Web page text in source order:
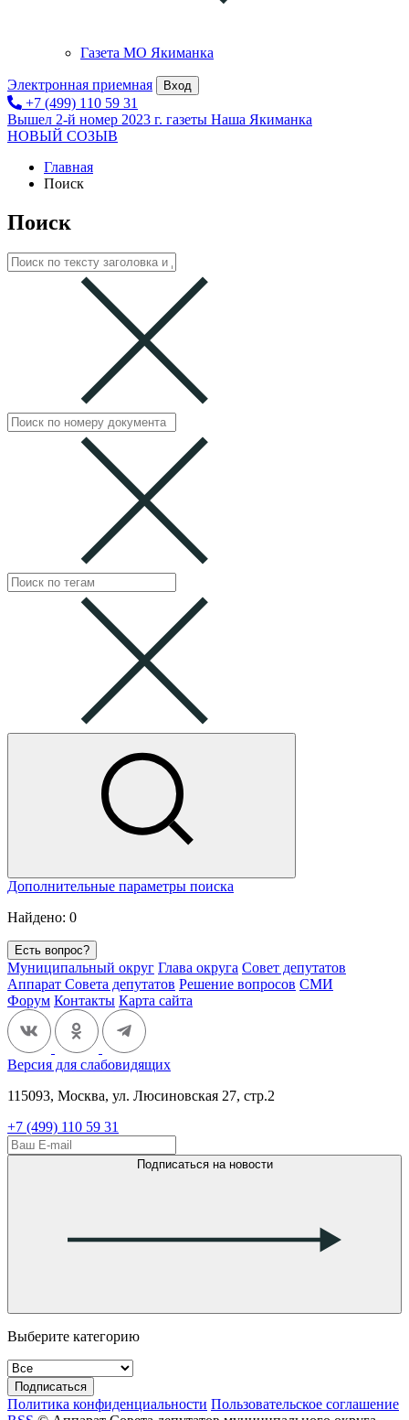
Газета МО Якиманка
Электронная приемная Вход
+7 (499) 110 59 31
Вышел 2-й номер 2023 г. газеты Наша Якиманка
НОВЫЙ СОЗЫВ
Главная
Поиск
Поиск
Дополнительные параметры поиска
Найдено: 0
Есть вопрос?
Муниципальный округ Глава округа Совет депутатов
Аппарат Совета депутатов Решение вопросов СМИ
Форум Контакты Карта сайта
Версия для слабовидящих
115093, Москва, ул. Люсиновская 27, стр.2
+7 (499) 110 59 31
Подписаться на новости
Выберите категорию
Подписаться
Политика конфиденциальности Пользовательское соглашение